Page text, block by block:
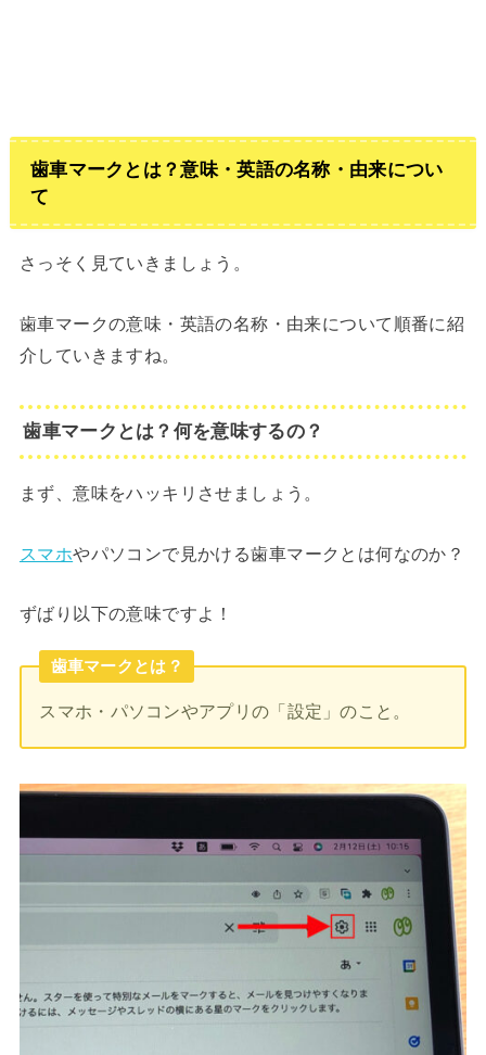
歯車マークとは？意味・英語の名称・由来につい
て
さっそく見ていきましょう。
歯車マークの意味・英語の名称・由来について順番に紹
介していきますね。
歯車マークとは？何を意味するの？
まず、意味をハッキリさせましょう。
スマホやパソコンで見かける歯車マークとは何なのか？
ずばり以下の意味ですよ！
歯車マークとは？
スマホ・パソコンやアプリの「設定」のこと。